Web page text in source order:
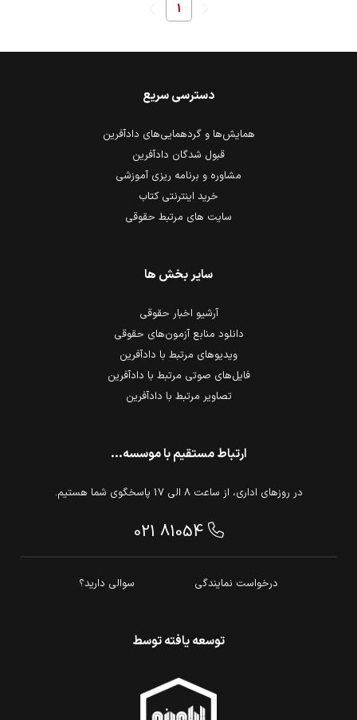
1
ارتباط مستقیم با موسسه...
در روزهای اداری، از ساعت 8 الی 17 پاسخگوی شما هستیم.
021 81054
درخواست نمایندگی سوالی دارید؟
دسترسی سریع
همایش‌ها و گردهمایی‌های دادآفرین
قبول شدگان دادآفرین
مشاوره و برنامه ریزی آموزشی
خرید اینترنتی کتاب
سایت های مرتبط حقوقی
سایر بخش ها
آرشیو اخبار حقوقی
دانلود منابع آزمون‌های حقوقی
ویدیوهای مرتبط با دادآفرین
فایل‌های صوتی مرتبط با دادآفرین
تصاویر مرتبط با دادآفرین
توسعه یافته توسط